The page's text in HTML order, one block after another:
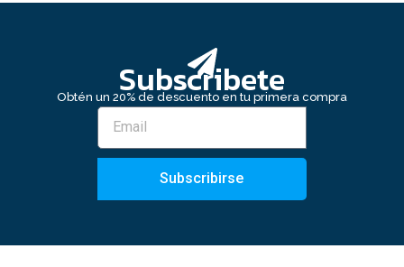
Subscribete
Obtén un 20% de descuento en tu primera compra
Subscribirse